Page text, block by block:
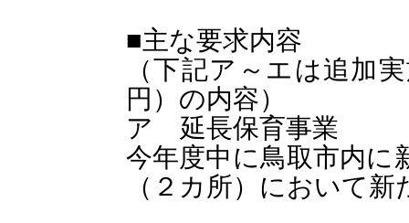
■主な要求内容
（下記ア～エは追加
円）の内容）
ア 延長保育事業
今年度中に鳥取市内に
（２カ所）において新